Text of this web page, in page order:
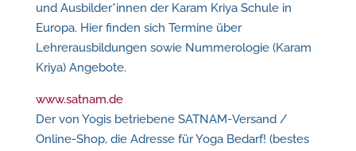
und Ausbilder*innen der Karam Kriya Schule in
Europa. Hier finden sich Termine über
Lehrerausbildungen sowie Nummerologie (Karam
Kriya) Angebote.
www.satnam.de
Der von Yogis betriebene SATNAM-Versand /
Online-Shop, die Adresse für Yoga Bedarf! (bestes